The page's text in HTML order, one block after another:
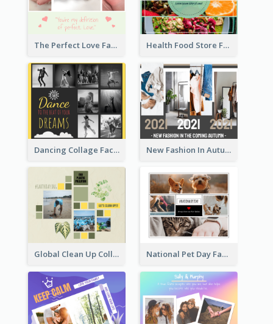
The Perfect Love Facebook Post Health Food Store Facebook Post
Dancing Collage Facebook Post New Fashion In Autumn Facebook Post
Global Clean Up Collage Facebook Post National Pet Day Facebook Post